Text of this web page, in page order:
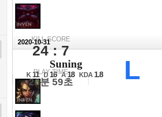
KILL SCORE
24 : 7
PLAY TIME
26분 59초
2020-10-31
결승전 3세트
Suning
K 11 D 16 A 18 KDA 1.8 L